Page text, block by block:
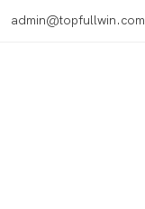
admin@topfullwin.com